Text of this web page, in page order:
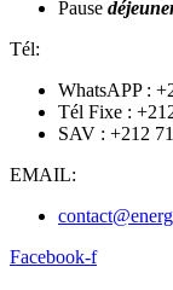
Pause
Tél:
WhatsAPP :
Tél Fixe :
SAV : +212
EMAIL:
Facebook-f